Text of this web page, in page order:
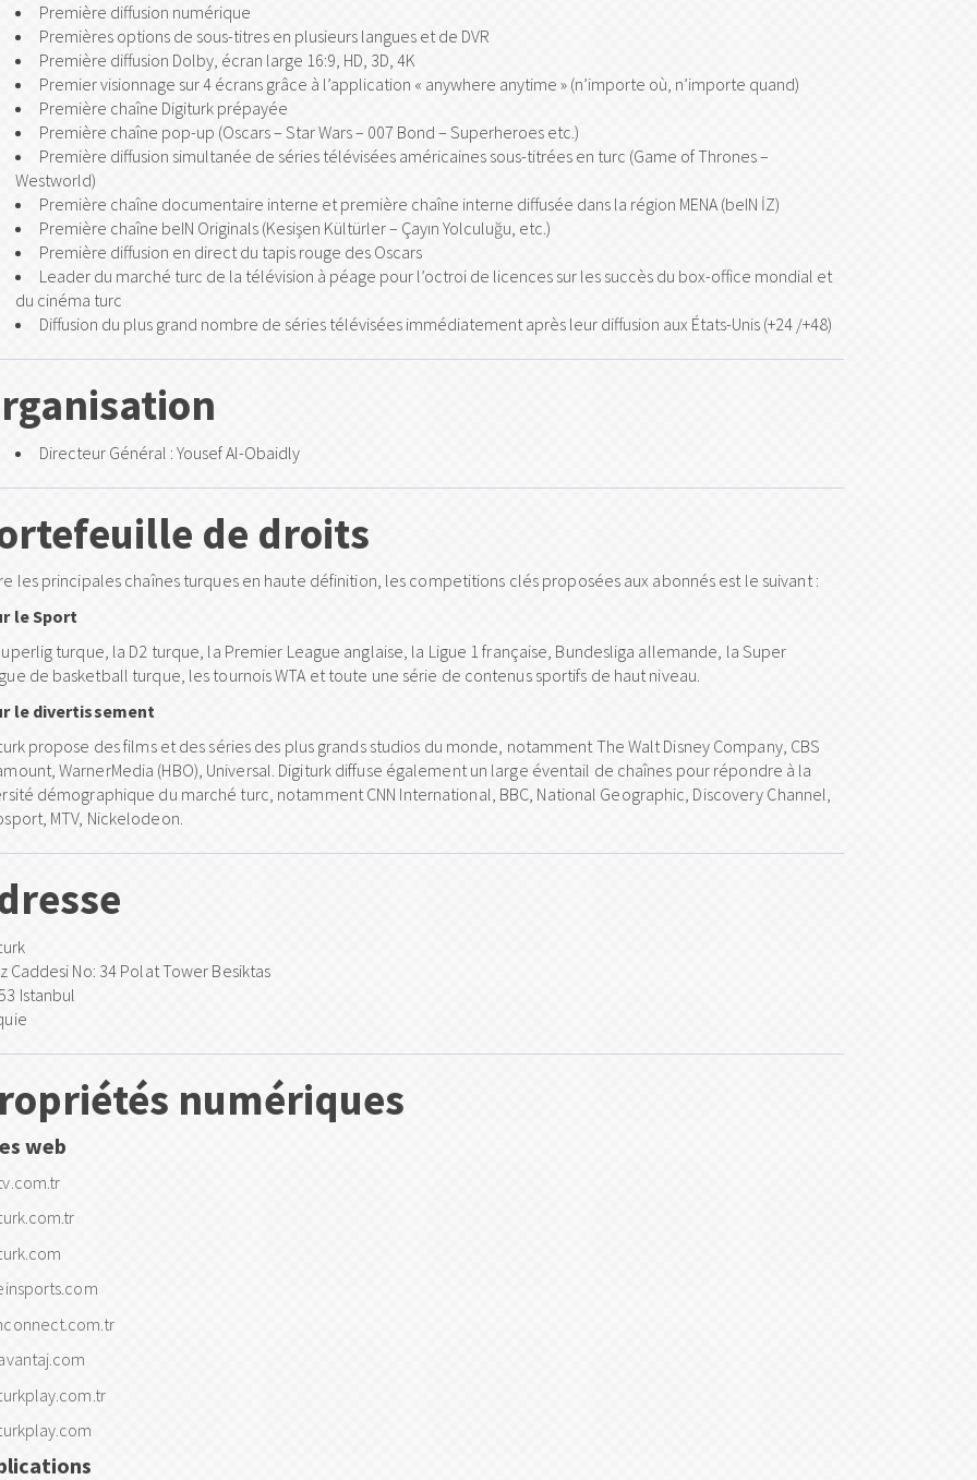
Première diffusion numérique
Premières options de sous-titres en plusieurs langues et de DVR
Première diffusion Dolby, écran large 16:9, HD, 3D, 4K
Premier visionnage sur 4 écrans grâce à l’application « anywhere anytime » (n’importe où, n’importe quand)
Première chaîne Digiturk prépayée
Première chaîne pop-up (Oscars – Star Wars – 007 Bond – Superheroes etc.)
Première diffusion simultanée de séries télévisées américaines sous-titrées en turc (Game of Thrones –
Westworld)
Première chaîne documentaire interne et première chaîne interne diffusée dans la région MENA (beIN İZ)
Première chaîne beIN Originals (Kesişen Kültürler – Çayın Yolculuğu, etc.)
Première diffusion en direct du tapis rouge des Oscars
Leader du marché turc de la télévision à péage pour l’octroi de licences sur les succès du box-office mondial et
du cinéma turc
Diffusion du plus grand nombre de séries télévisées immédiatement après leur diffusion aux États-Unis (+24 /+48)
Directeur Général : Yousef Al-Obaidly
de droits
les principales chaînes turques en haute définition, les competitions clés proposées aux abonnés est le suivant :
le Sport
turque, la D2 turque, la Premier League anglaise, la Ligue 1 française, Bundesliga allemande, la Super
de basketball turque, les tournois WTA et toute une série de contenus sportifs de haut niveau.
le divertissement
propose des films et des séries des plus grands studios du monde, notamment The Walt Disney Company, CBS
WarnerMedia (HBO), Universal. Digiturk diffuse également un large éventail de chaînes pour répondre à la
démographique du marché turc, notamment CNN International, BBC, National Geographic, Discovery Channel,
MTV, Nickelodeon.
Caddesi No: 34 Polat Tower Besiktas
Istanbul
numériques
web